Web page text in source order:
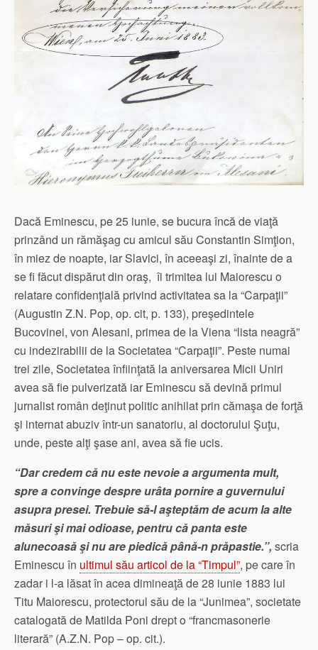
Dacă Eminescu, pe 25 iunie, se bucura încă de viaţă
prinzând un rămăşag cu amicul său Constantin Simţion,
în miez de noapte, iar Slavici, în aceeaşi zi, înainte de a
se fi făcut dispărut din oraş, îi trimitea lui Maiorescu o
relatare confidenţială privind activitatea sa la “Carpaţii”
(Augustin Z.N. Pop, op. cit, p. 133), preşedintele
Bucovinei, von Alesani, primea de la Viena “lista neagră”
cu indezirabilii de la Societatea “Carpaţii”. Peste numai
trei zile, Societatea înfiinţată la aniversarea Micii Uniri
avea să fie pulverizată iar Eminescu să devină primul
jurnalist român deţinut politic anihilat prin cămaşa de forţă
şi internat abuziv într-un sanatoriu, al doctorului Şuţu,
unde, peste alţi şase ani, avea să fie ucis.
“Dar credem că nu este nevoie a argumenta mult,
spre a convinge despre urâta pornire a guvernului
asupra presei. Trebuie să-l aşteptăm de acum la alte
măsuri şi mai odioase, pentru că panta este
alunecoasă şi nu are piedică până-n prăpastie.”, scria
Eminescu în ultimul său articol de la “Timpul”, pe care în
zadar i l-a lăsat în acea dimineaţă de 28 iunie 1883 lui
Titu Maiorescu, protectorul său de la “Junimea”, societate
catalogată de Matilda Poni drept o “francmasonerie
literară” (A.Z.N. Pop – op. cit.).